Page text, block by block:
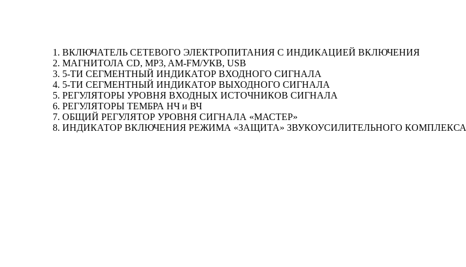
1. ВКЛЮЧАТЕЛЬ СЕТЕВОГО ЭЛЕКТРОПИТАНИЯ С ИНДИКАЦИЕЙ ВКЛЮЧЕНИЯ
2. МАГНИТОЛА CD, MP3, AM-FM/УКВ, USB
3. 5-ТИ СЕГМЕНТНЫЙ ИНДИКАТОР ВХОДНОГО СИГНАЛА
4. 5-ТИ СЕГМЕНТНЫЙ ИНДИКАТОР ВЫХОДНОГО СИГНАЛА
5. РЕГУЛЯТОРЫ УРОВНЯ ВХОДНЫХ ИСТОЧНИКОВ СИГНАЛА
6. РЕГУЛЯТОРЫ ТЕМБРА НЧ и ВЧ
7. ОБЩИЙ РЕГУЛЯТОР УРОВНЯ СИГНАЛА «МАСТЕР»
8. ИНДИКАТОР ВКЛЮЧЕНИЯ РЕЖИМА «ЗАЩИТА» ЗВУКОУСИЛИТЕЛЬНОГО КОМПЛЕКСА